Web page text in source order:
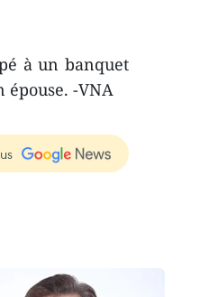
à un banquet
-VNA